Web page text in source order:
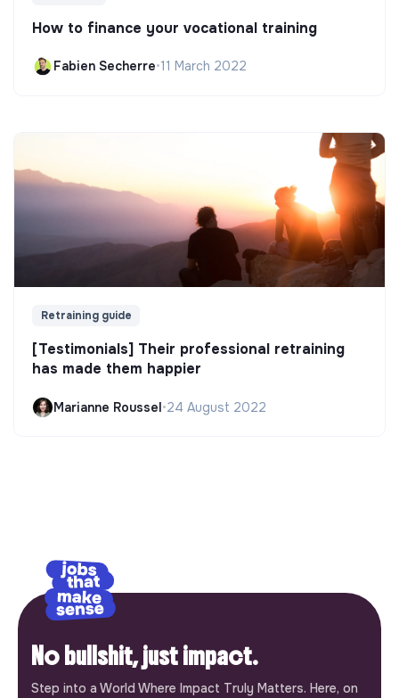
How to finance your vocational training
Fabien Secherre•11 March 2022
Retraining guide
[Testimonials] Their professional retraining
has made them happier
Marianne Roussel•24 August 2022
No bullshit, just impact.
Step into a World Where Impact Truly Matters. Here, on